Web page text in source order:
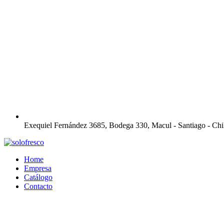
Exequiel Fernández 3685, Bodega 330, Macul - Santiago -
Home
Empresa
Catálogo
Contacto